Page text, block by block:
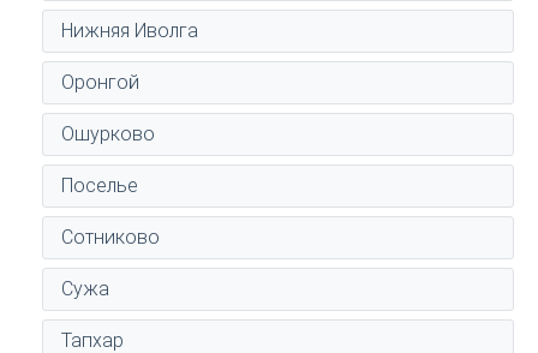
Нижняя Иволга
Оронгой
Ошурково
Поселье
Сотниково
Сужа
Тапхар